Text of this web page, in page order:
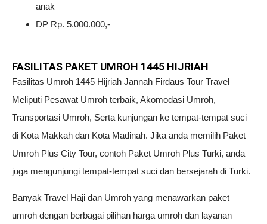
anak
DP Rp. 5.000.000,-
FASILITAS PAKET UMROH 1445 HIJRIAH
Fasilitas Umroh 1445 Hijriah Jannah Firdaus Tour Travel
Meliputi Pesawat Umroh terbaik, Akomodasi Umroh,
Transportasi Umroh, Serta kunjungan ke tempat-tempat suci
di Kota Makkah dan Kota Madinah. Jika anda memilih Paket
Umroh Plus City Tour, contoh Paket Umroh Plus Turki, anda
juga mengunjungi tempat-tempat suci dan bersejarah di Turki.
Banyak Travel Haji dan Umroh yang menawarkan paket
umroh dengan berbagai pilihan harga umroh dan layanan